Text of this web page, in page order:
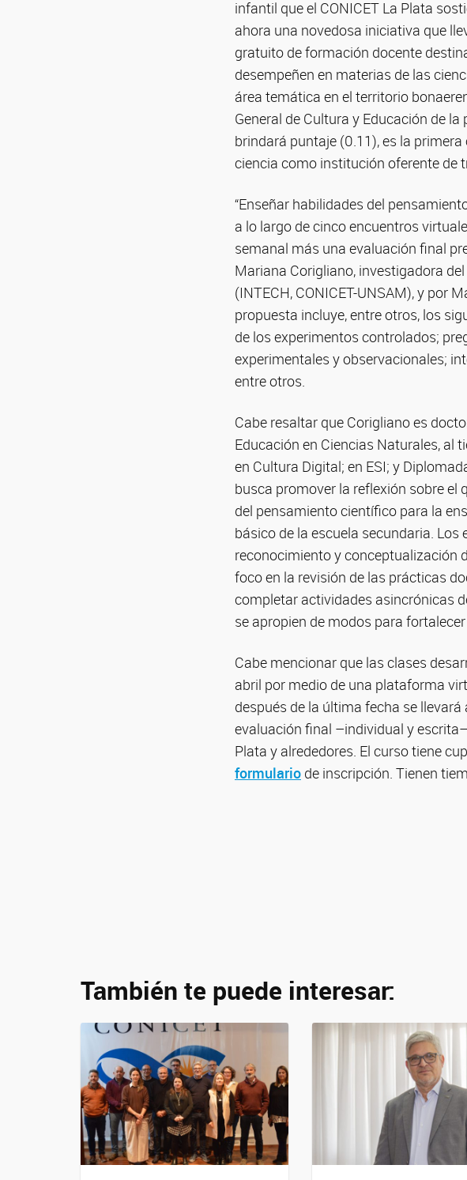
infantil que el CONICET La Plata
ahora una novedosa iniciativa que
gratuito de formación docente
desempeñen en materias de las
área temática en el territorio
General de Cultura y Educación de
brindará puntaje (0.11), es la
ciencia como institución oferente
“Enseñar habilidades del
a lo largo de cinco encuentros
semanal más una evaluación final
Mariana Corigliano, investigadora
(INTECH, CONICET-UNSAM), y por
propuesta incluye, entre otros, los
de los experimentos controlados;
experimentales y observacionales;
entre otros.
Cabe resaltar que Corigliano es
Educación en Ciencias Naturales, al
en Cultura Digital; en ESI; y
busca promover la reflexión sobre el
del pensamiento científico para la
básico de la escuela secundaria.
reconocimiento y conceptualización
foco en la revisión de las prácticas
completar actividades asincrónicas
se apropien de modos para
Cabe mencionar que las clases
abril por medio de una plataforma
después de la última fecha se
evaluación final –individual y
Plata y alrededores. El curso tiene
formulario de inscripción. Tienen
También te puede interesar: